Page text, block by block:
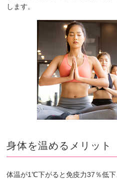
します。
身体を温めるメリット
体温が1℃下がると免疫力37％低